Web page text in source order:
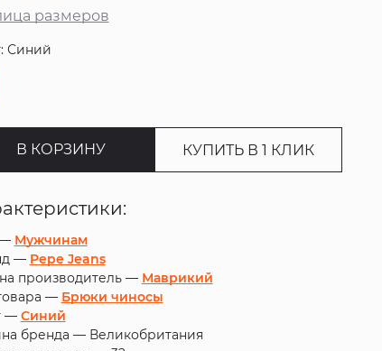
размеров
Синий
В КОРЗИНУ КУПИТЬ В 1 КЛИК
Мужчинам
— Pepe Jeans
производитель — Маврикий
— Брюки чиносы
— Синий
бренда — Великобритания